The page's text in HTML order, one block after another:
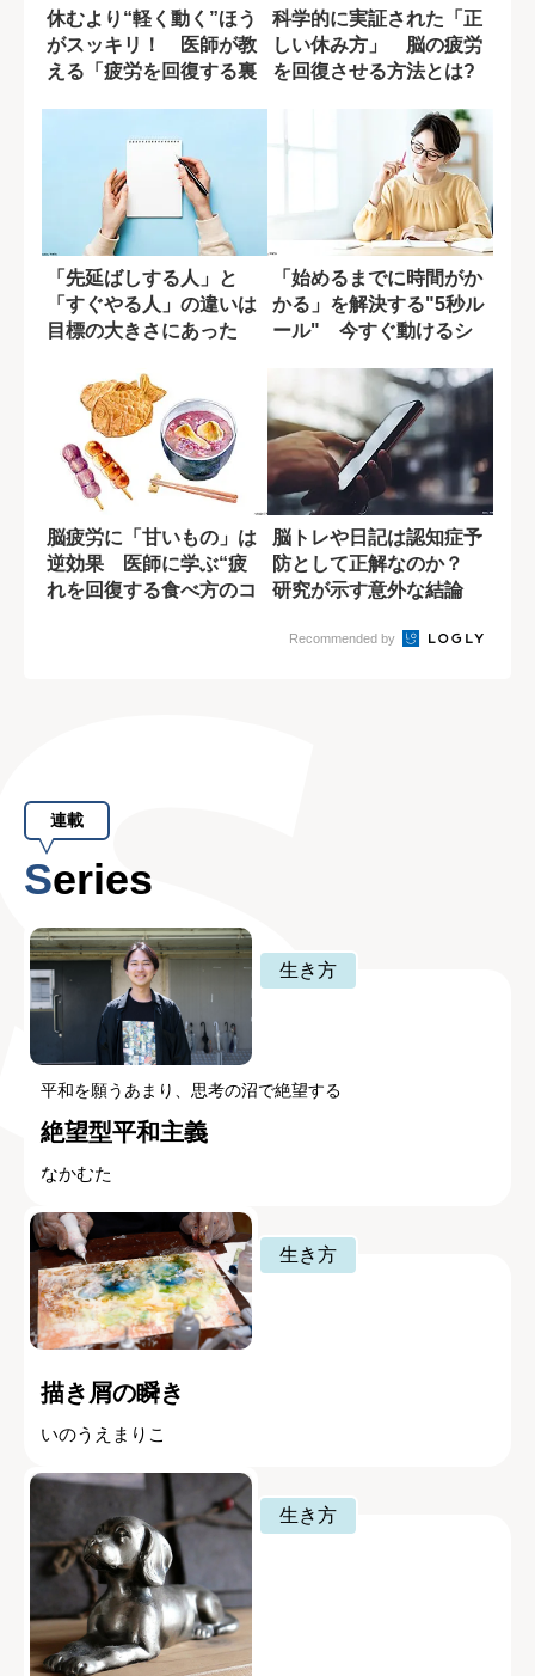
休むより“軽く動く”ほう
がスッキリ！ 医師が教
える「疲労を回復する裏
科学的に実証された「正
しい休み方」 脳の疲労
を回復させる方法とは?
「先延ばしする人」と
「すぐやる人」の違いは
目標の大きさにあった
「始めるまでに時間がか
かる」を解決する"5秒ル
ール" 今すぐ動けるシ
脳疲労に「甘いもの」は
逆効果 医師に学ぶ“疲
れを回復する食べ方のコ
脳トレや日記は認知症予
防として正解なのか？
研究が示す意外な結論
Recommended by
連載
Series
生き方
平和を願うあまり、思考の沼で絶望する
絶望型平和主義
なかむた
生き方
描き屑の瞬き
いのうえまりこ
生き方